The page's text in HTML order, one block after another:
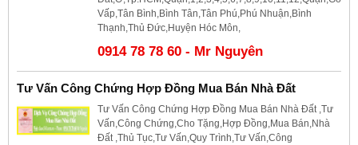
Vấp,Tân Bình,Bình Tân,Tân Phú,Phú Nhuận,Bình
Thạnh,Thủ Đức,Huyện Hóc Môn,
0914 78 78 60 - Mr Nguyên
Tư Vấn Công Chứng Hợp Đồng Mua Bán Nhà Đất
Tư Vấn Công Chứng Hợp Đồng Mua Bán Nhà Đất ,Tư
Vấn,Công Chứng,Cho Tặng,Hợp Đồng,Mua Bán,Nhà
Đất ,Thủ Tục,Tư Vấn,Quy Trình,Tư Vấn,Công